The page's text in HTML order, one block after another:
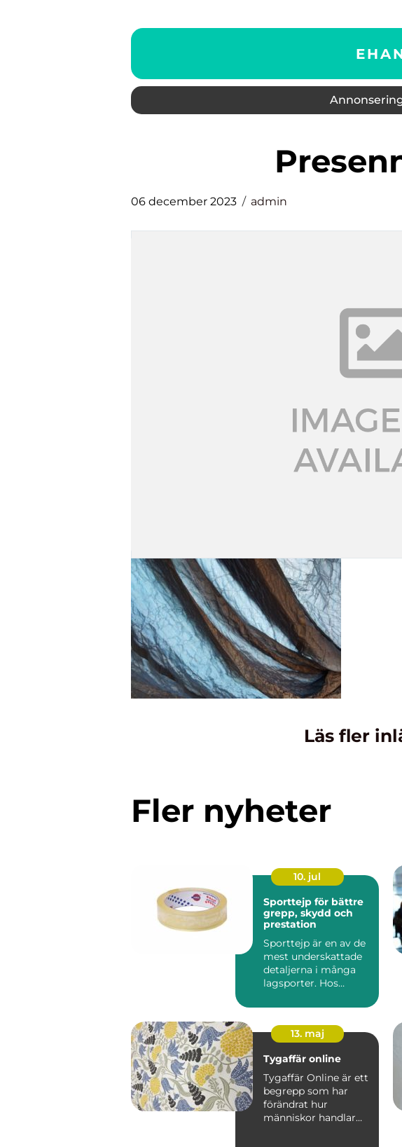
06 december 2023 admin
Läs fler
Fler nyheter
10. jul
Sporttejp för bättre
grepp, skydd och
prestation
Sporttejp är en av de
mest underskattade
detaljerna i många
lagsporter. Hos
13. maj
Tygaffär online
Tygaffär Online är ett
begrepp som har
förändrat hur
människor handlar